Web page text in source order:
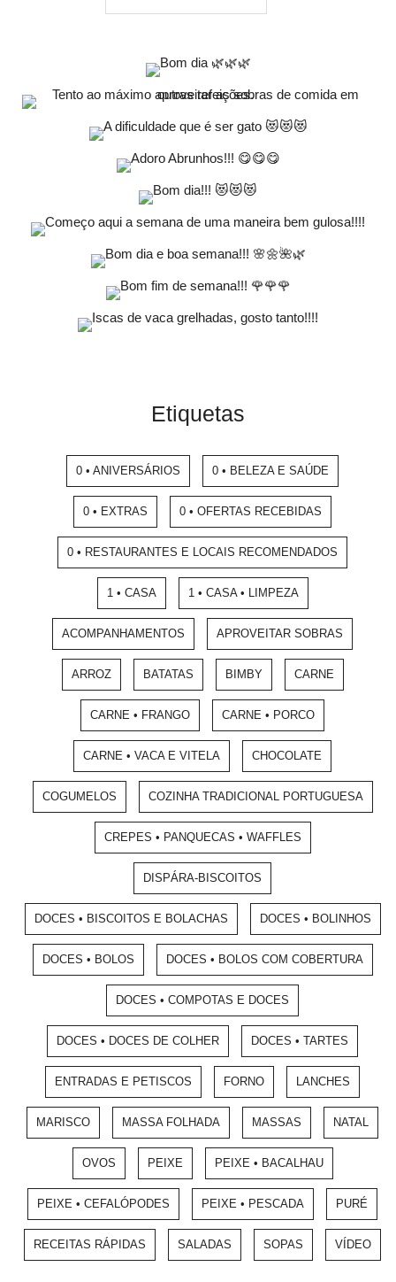
Etiquetas
0 • ANIVERSÁRIOS 0 • BELEZA E SAÚDE
0 • EXTRAS 0 • OFERTAS RECEBIDAS
0 • RESTAURANTES E LOCAIS RECOMENDADOS
1 • CASA 1 • CASA • LIMPEZA
ACOMPANHAMENTOS APROVEITAR SOBRAS
ARROZ BATATAS BIMBY CARNE
CARNE • FRANGO CARNE • PORCO
CARNE • VACA E VITELA CHOCOLATE
COGUMELOS COZINHA TRADICIONAL PORTUGUESA
CREPES • PANQUECAS • WAFFLES
DISPÁRA-BISCOITOS
DOCES • BISCOITOS E BOLACHAS DOCES • BOLINHOS
DOCES • BOLOS DOCES • BOLOS COM COBERTURA
DOCES • COMPOTAS E DOCES
DOCES • DOCES DE COLHER DOCES • TARTES
ENTRADAS E PETISCOS FORNO LANCHES
MARISCO MASSA FOLHADA MASSAS NATAL
OVOS PEIXE PEIXE • BACALHAU
PEIXE • CEFALÓPODES PEIXE • PESCADA PURÉ
RECEITAS RÁPIDAS SALADAS SOPAS VÍDEO